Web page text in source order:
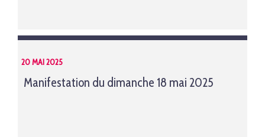
20 MAI 2025
Manifestation du dimanche 18 mai 2025